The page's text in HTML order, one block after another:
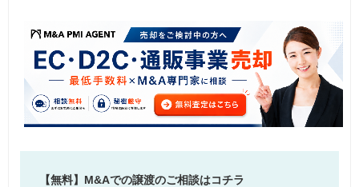
【無料】M&Aでの譲渡のご相談はコチラ